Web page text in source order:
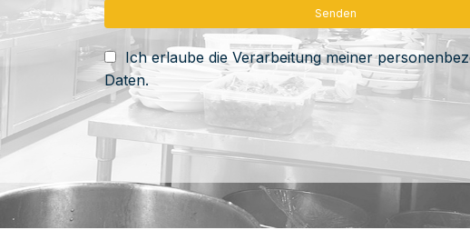
Ich erlaube die Verarbeitung meiner
Daten.